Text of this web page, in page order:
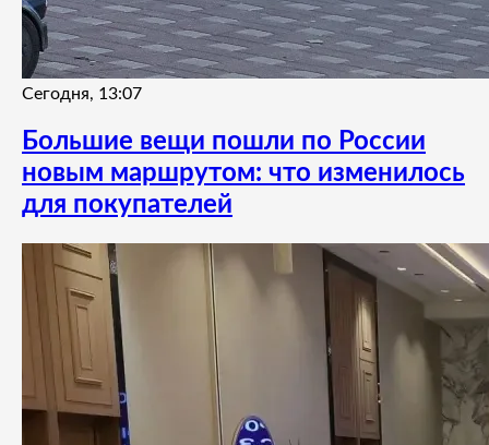
Сегодня, 13:07
Большие вещи пошли по России
новым маршрутом: что изменилось
для покупателей